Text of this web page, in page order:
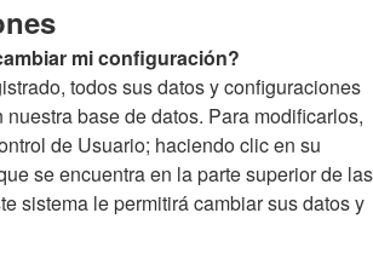
mi configuración?
todos sus datos y configuraciones
base de datos. Para modificarlos,
de Usuario; haciendo clic en su
se encuentra en la parte superior de las
sistema le permitirá cambiar sus datos y